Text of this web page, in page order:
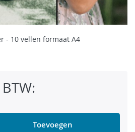
- 10 vellen formaat A4
Toevoegen